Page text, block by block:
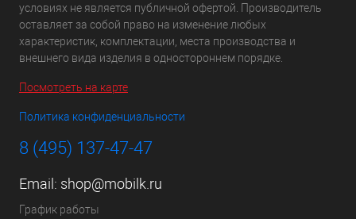
условиях не является публичной офертой. Производитель
оставляет за собой право на изменение любых
характеристик, комплектации, места производства и
внешнего вида изделия в одностороннем порядке.
Посмотреть на карте
Политика конфиденциальности
8 (495) 137-47-47
Email: shop@mobilk.ru
График работы